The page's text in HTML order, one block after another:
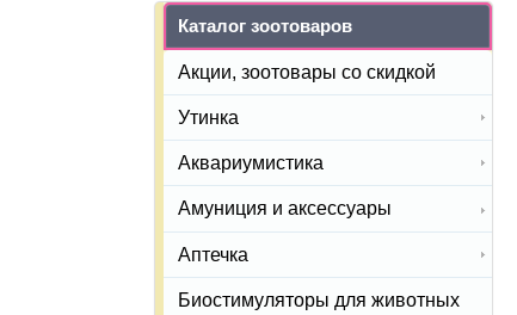
Каталог зоотоваров
Акции, зоотовары со скидкой
Утинка
Аквариумистика
Амуниция и аксессуары
Аптечка
Биостимуляторы для животных